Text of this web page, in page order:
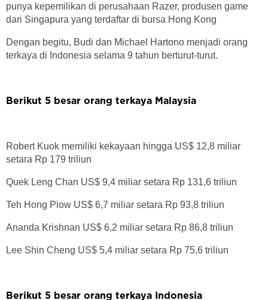
punya kepemilikan di perusahaan Razer, produsen game
dari Singapura yang terdaftar di bursa Hong Kong
Dengan begitu, Budi dan Michael Hartono menjadi orang
terkaya di Indonesia selama 9 tahun berturut-turut.
Berikut 5 besar orang terkaya Malaysia
Robert Kuok memiliki kekayaan hingga US$ 12,8 miliar
setara Rp 179 triliun
Quek Leng Chan US$ 9,4 miliar setara Rp 131,6 triliun
Teh Hong Piow US$ 6,7 miliar setara Rp 93,8 triliun
Ananda Krishnan US$ 6,2 miliar setara Rp 86,8 triliun
Lee Shin Cheng US$ 5,4 miliar setara Rp 75,6 triliun
Berikut 5 besar orang terkaya Indonesia